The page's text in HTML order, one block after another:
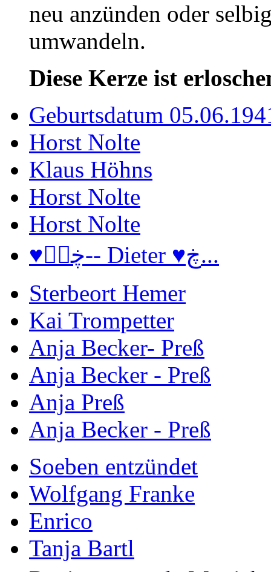
neu anzünden oder
umwandeln.
Diese Kerze ist
Geburtsdatum
Horst Nolte
Klaus Höhns
Horst Nolte
Horst Nolte
♥ڿڰۣ-- Dieter ♥ڿ...
Sterbeort Hemer
Kai Trompetter
Anja Becker- Preß
Anja Becker - Preß
Anja Preß
Anja Becker - Preß
Soeben entzündet
Wolfgang Franke
Enrico
Tanja Bartl